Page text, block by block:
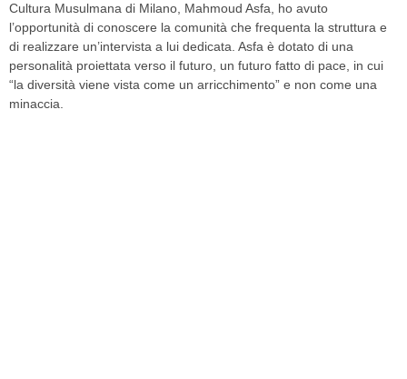
Cultura Musulmana di Milano, Mahmoud Asfa, ho avuto
l’opportunità di conoscere la comunità che frequenta la struttura e
di realizzare un’intervista a lui dedicata. Asfa è dotato di una
personalità proiettata verso il futuro, un futuro fatto di pace, in cui
“la diversità viene vista come un arricchimento” e non come una
minaccia.